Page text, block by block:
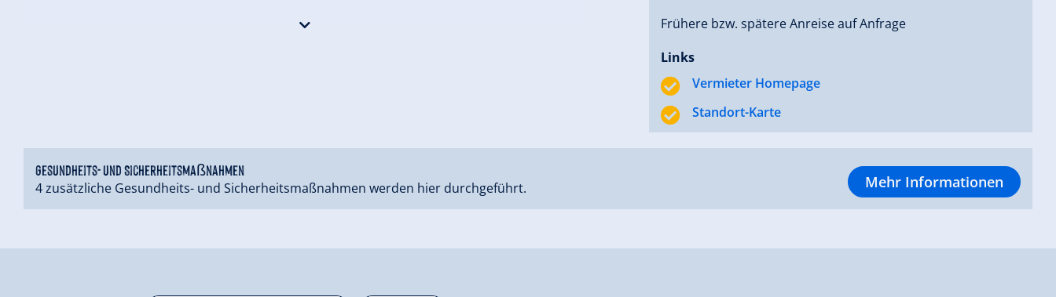
Frühere bzw. spätere Anreise auf Anfrage
Links
Vermieter Homepage
Standort-Karte
Gesundheits- und Sicherheitsmaßnahmen
4 zusätzliche Gesundheits- und Sicherheitsmaßnahmen werden hier durchgeführt. Mehr Informationen